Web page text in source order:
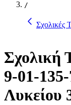
/
Σχολικές
Σχολική
9-01-
Λυκείου